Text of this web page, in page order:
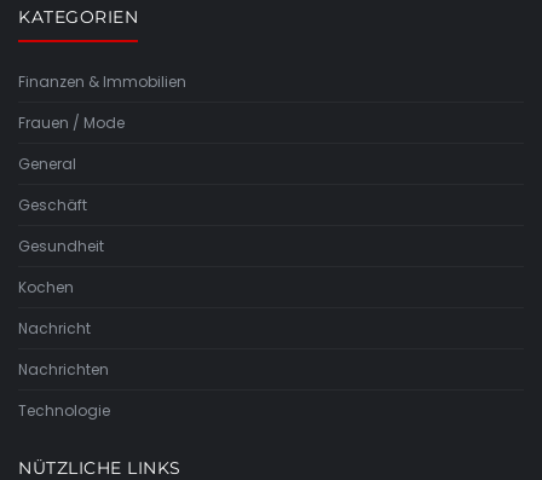
KATEGORIEN
Finanzen & Immobilien
Frauen / Mode
General
Geschäft
Gesundheit
Kochen
Nachricht
Nachrichten
Technologie
NÜTZLICHE LINKS